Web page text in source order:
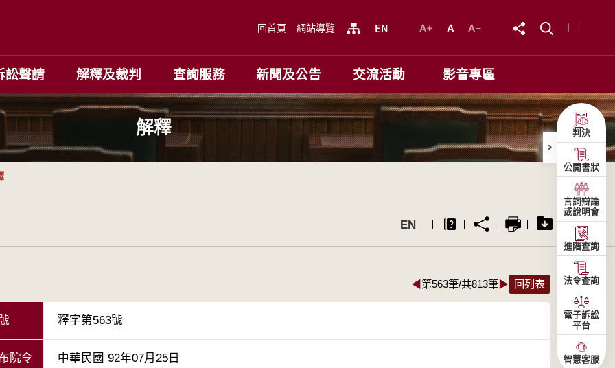
回首頁 網站導覽
訟聲請 解釋及裁判 查詢服務 新聞及公告 交流活動 影音專區
解釋
EN
◀第563筆/共813筆▶ 回列表
釋字第563號
院令 中華民國 92年07月25日
判決
公開書狀
言詞辯論
或說明會
進階查詢
法令查詢
電子訴訟
平台
智慧客服